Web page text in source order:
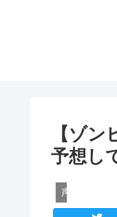
【ゾ
予想し
声優